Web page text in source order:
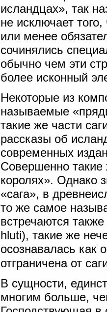
исландцах», так
не исключает
или менее
сочинялись
обычно чем эти
более исконный
Некоторые из
называемые
такие же части
рассказы об
современных
Совершенно такие
королях». Однако
«сага», в
то же самое
встречаются
hluti), такие же
осознавалась как
отграничена от
В сущности,
многим больше,